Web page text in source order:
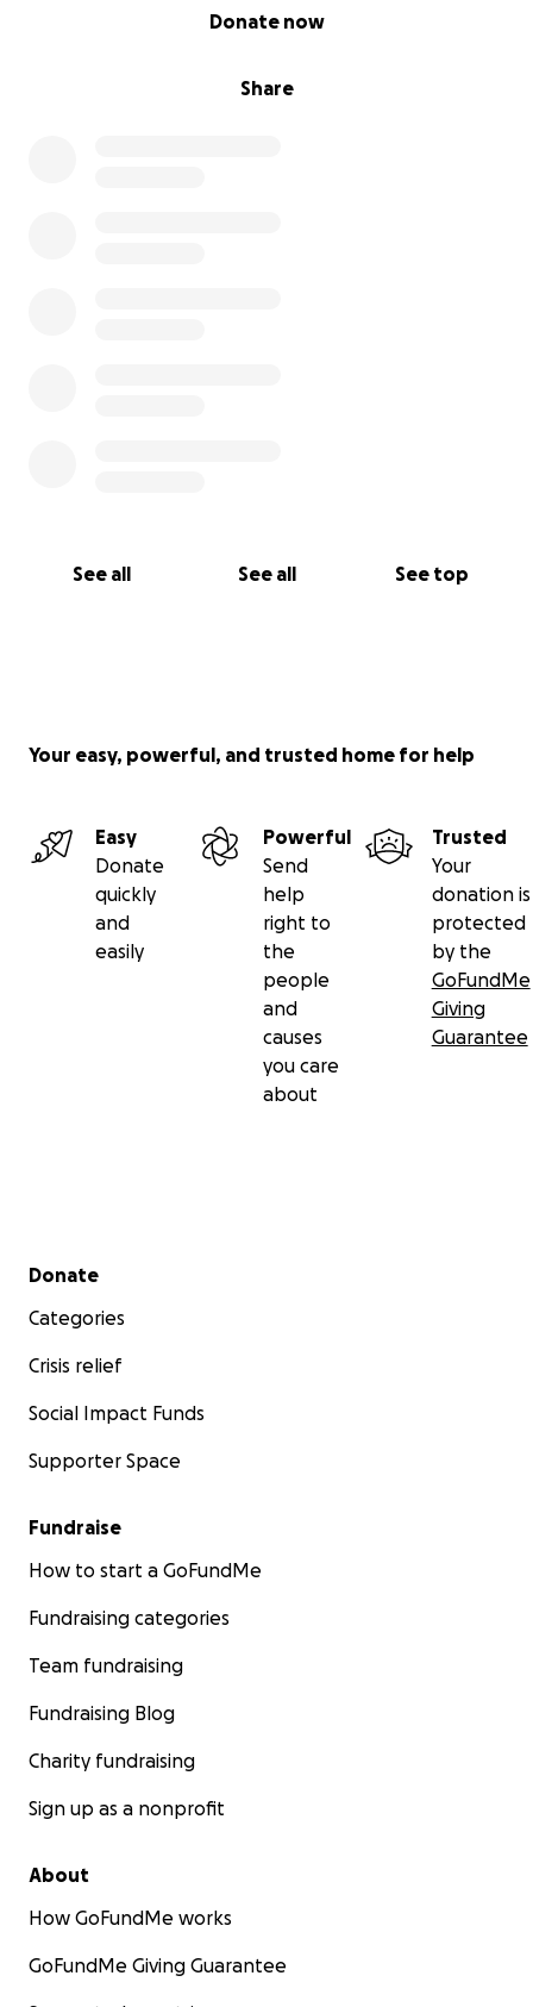
Share
Donate now
See all See all See top
Your easy, powerful, and trusted home for help
Easy
Donate
quickly
and
easily
Powerful
Send
help
right to
the
people
and
causes
you care
about
Trusted
Your
donation is
protected
by the
GoFundMe
Giving
Guarantee
Secondary menu
Donate
Categories
Crisis relief
Social Impact Funds
Supporter Space
Fundraise
How to start a GoFundMe
Fundraising categories
Team fundraising
Fundraising Blog
Charity fundraising
Sign up as a nonprofit
About
How GoFundMe works
GoFundMe Giving Guarantee